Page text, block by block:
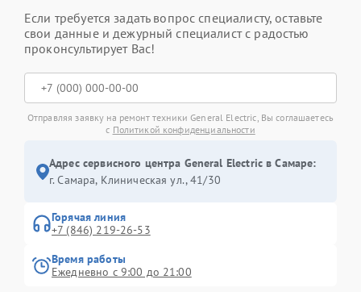
Если требуется задать вопрос специалисту, оставьте
свои данные и дежурный специалист с радостью
проконсультирует Вас!
Отправляя заявку на ремонт техники General Electric, Вы соглашаетесь
с Политикой конфиденциальности
Адрес сервисного центра General Electric в Самаре:
г. Самара, Клиническая ул., 41/30
Горячая линия
+7 (846) 219-26-53
Время работы
Ежедневно с 9:00 до 21:00